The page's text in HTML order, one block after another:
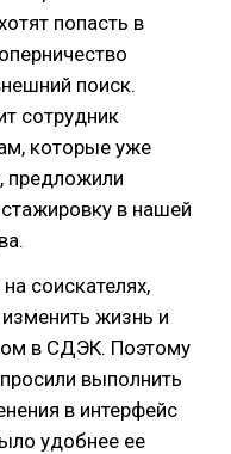
попасть в
поиск.
сотрудник
которые уже
предложили
в нашей
соискателях,
жизнь и
в СДЭК. Поэтому
выполнить
в интерфейс
удобнее ее